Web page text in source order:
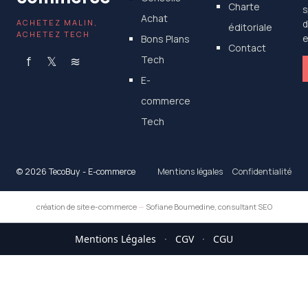
ACHETEZ MALIN,
ACHETEZ TECH
f 𝕏 ≋
Achat
Bons Plans
Tech
E-
commerce
Tech
Charte
éditoriale
Contact
© 2026 TecoBuy - E-commerce Mentions légales Confidentialité
création de site e-commerce— Sofiane Boumedine, consultant SEO
Mentions Légales · CGV · CGU